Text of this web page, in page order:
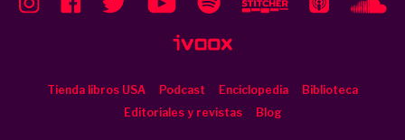
Tienda libros USA Podcast Enciclopedia
Biblioteca
Editoriales y revistas
Blog